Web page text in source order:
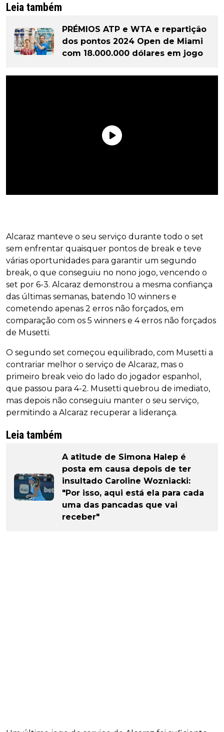
Leia também
PRÉMIOS ATP e WTA e repartição
dos pontos 2024 Open de Miami
com 18.000.000 dólares em jogo
Alcaraz manteve o seu serviço durante todo o set
sem enfrentar quaisquer pontos de break e teve
várias oportunidades para garantir um segundo
break, o que conseguiu no nono jogo, vencendo o
set por 6-3. Alcaraz demonstrou a mesma confiança
das últimas semanas, batendo 10 winners e
cometendo apenas 2 erros não forçados, em
comparação com os 5 winners e 4 erros não forçados
de Musetti.
O segundo set começou equilibrado, com Musetti a
contrariar melhor o serviço de Alcaraz, mas o
primeiro break veio do lado do jogador espanhol,
que passou para 4-2. Musetti quebrou de imediato,
mas depois não conseguiu manter o seu serviço,
permitindo a Alcaraz recuperar a liderança.
Leia também
A atitude de Simona Halep é
posta em causa depois de ter
insultado Caroline Wozniacki:
"Por isso, aqui está ela para cada
uma das pancadas que vai
receber"